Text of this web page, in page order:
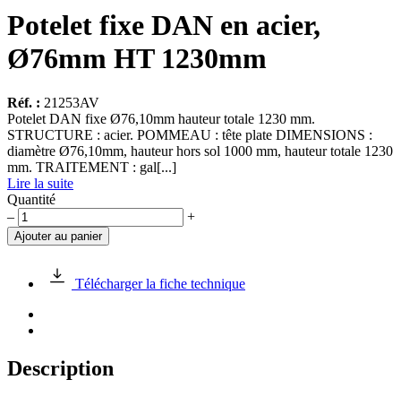
Potelet fixe DAN en acier,
Ø76mm HT 1230mm
Réf. : 21253AV
Potelet DAN fixe Ø76,10mm hauteur totale 1230 mm.
STRUCTURE : acier. POMMEAU : tête plate DIMENSIONS :
diamètre Ø76,10mm, hauteur hors sol 1000 mm, hauteur totale 1230
mm. TRAITEMENT : gal[...]
Lire la suite
Quantité
quantité
de
Potelet
DAN
acier,
Ø76mm
1230mm
– +
Ajouter au panier
Télécharger la fiche technique
Description